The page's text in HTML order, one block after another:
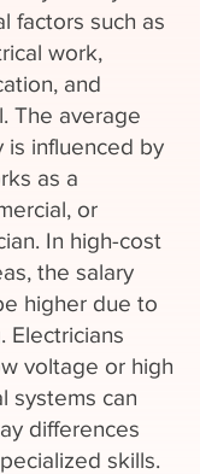
factors such as
work,
and
The average
is influenced by
as a
or
In high-cost
the salary
higher due to
Electricians
voltage or high
systems can
differences
skills.